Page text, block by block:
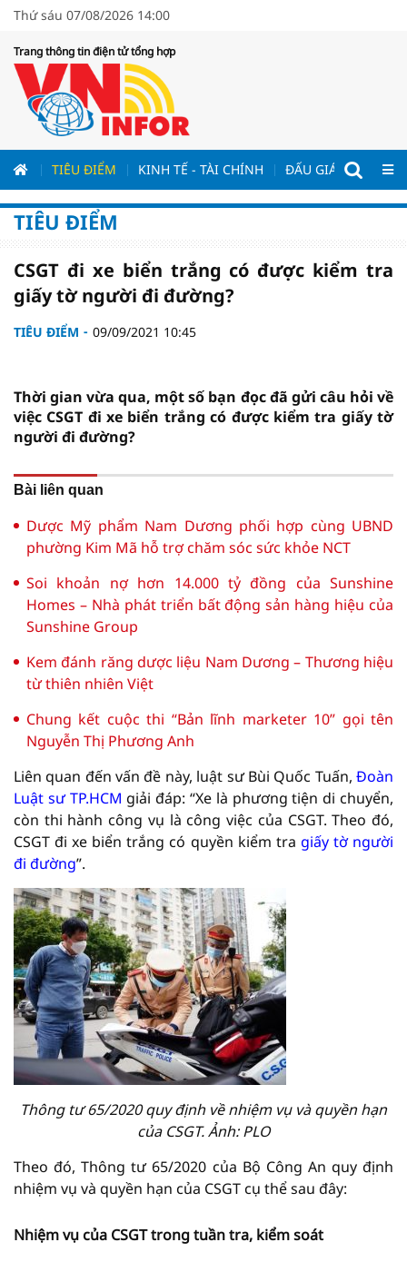
Thứ sáu 07/08/2026 14:00
Trang thông tin điện tử tổng hợp
TIÊU ĐIỂM KINH TẾ - TÀI CHÍNH ĐẤU GIÁ - ĐẤU
TIÊU ĐIỂM
CSGT đi xe biển trắng có được kiểm tra
giấy tờ người đi đường?
TIÊU ĐIỂM 09/09/2021 10:45
Thời gian vừa qua, một số bạn đọc đã gửi câu hỏi về
việc CSGT đi xe biển trắng có được kiểm tra giấy tờ
người đi đường?
Bài liên quan
Dược Mỹ phẩm Nam Dương phối hợp cùng UBND
phường Kim Mã hỗ trợ chăm sóc sức khỏe NCT
Soi khoản nợ hơn 14.000 tỷ đồng của Sunshine
Homes – Nhà phát triển bất động sản hàng hiệu của
Sunshine Group
Kem đánh răng dược liệu Nam Dương – Thương hiệu
từ thiên nhiên Việt
Chung kết cuộc thi “Bản lĩnh marketer 10” gọi tên
Nguyễn Thị Phương Anh
Liên quan đến vấn đề này, luật sư Bùi Quốc Tuấn, Đoàn
Luật sư TP.HCM giải đáp: “Xe là phương tiện di chuyển,
còn thi hành công vụ là công việc của CSGT. Theo đó,
CSGT đi xe biển trắng có quyền kiểm tra giấy tờ người
đi đường”.
Thông tư 65/2020 quy định về nhiệm vụ và quyền hạn
của CSGT. Ảnh: PLO
Theo đó, Thông tư 65/2020 của Bộ Công An quy định
nhiệm vụ và quyền hạn của CSGT cụ thể sau đây:
Nhiệm vụ của CSGT trong tuần tra, kiểm soát